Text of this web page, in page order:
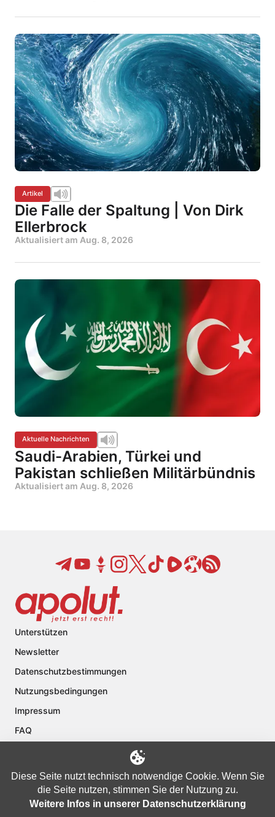
Artikel
Die Falle der Spaltung | Von Dirk
Ellerbrock
Aktualisiert am Aug. 8, 2026
Aktuelle Nachrichten
Saudi-Arabien, Türkei und
Pakistan schließen Militärbündnis
Aktualisiert am Aug. 8, 2026
Unterstützen
Newsletter
Datenschutzbestimmungen
Nutzungsbedingungen
Impressum
FAQ
Diese Seite nutzt technisch notwendige Cookie. Wenn Sie
die Seite nutzen, stimmen Sie der Nutzung zu.
Weitere Infos in unserer Datenschutzerklärung